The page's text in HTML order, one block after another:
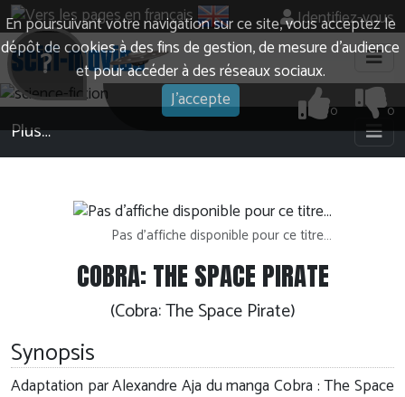
En poursuivant votre navigation sur ce site, vous acceptez le
dépôt de cookies à des fins de gestion, de mesure d’audience
et pour accéder à des réseaux sociaux.
J'accepte
Identifiez-vous
0
0
?
Plus…
Pas d'affiche disponible pour ce titre…
COBRA: THE SPACE PIRATE
(Cobra: The Space Pirate)
Synopsis
Adaptation par Alexandre Aja du manga Cobra : The Space